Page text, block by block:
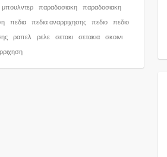
μπουλντερ παραδοσιακη παραδοσιακη
πεδια πεδια αναρριχησης πεδιο πεδιο
ραπελ ρελε σετακι σετακια σκοινι